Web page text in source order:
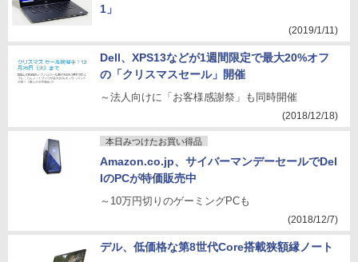
1」
(2019/1/11)
Dell、XPS13などが1週間限定で最大20%オフ
の「クリスマスセール」開催
～法人向けに「お客様感謝祭」も同時開催
(2018/12/18)
本日みつけたお買い得品
Amazon.co.jp、サイバーマンデーセールでDel
lのPCが特価販売中
～10万円切りのゲーミングPCも
(2018/12/7)
デル、低価格な第8世代Core搭載狭額縁ノート